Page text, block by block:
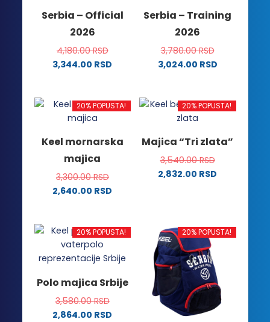
proizvoda.
biti
izabrane
na
stranici
Serbia – Official
2026
4,180.00RSD
3,344.00 RSD
ima
više
Opcije
mogu
biti
izabrane
proizvoda.
Serbia – Training
2026
3,780.00RSD
3,024.00 RSD
ima
više
Opcije
mogu
biti
proizvoda.
20% POPUSTA!
Keel mornarska
majica
3,300.00RSD
2,640.00 RSD
ima
više
varijanti.
mogu
biti
izabrane
20% POPUSTA!
Majica “Tri zlata”
3,540.00RSD
2,832.00 RSD
više
varijanti.
Opcije
mogu
biti
izabrane
na
20% POPUSTA!
Polo majica Srbije
3,580.00RSD
2,864.00 RSD
20% POPUSTA!